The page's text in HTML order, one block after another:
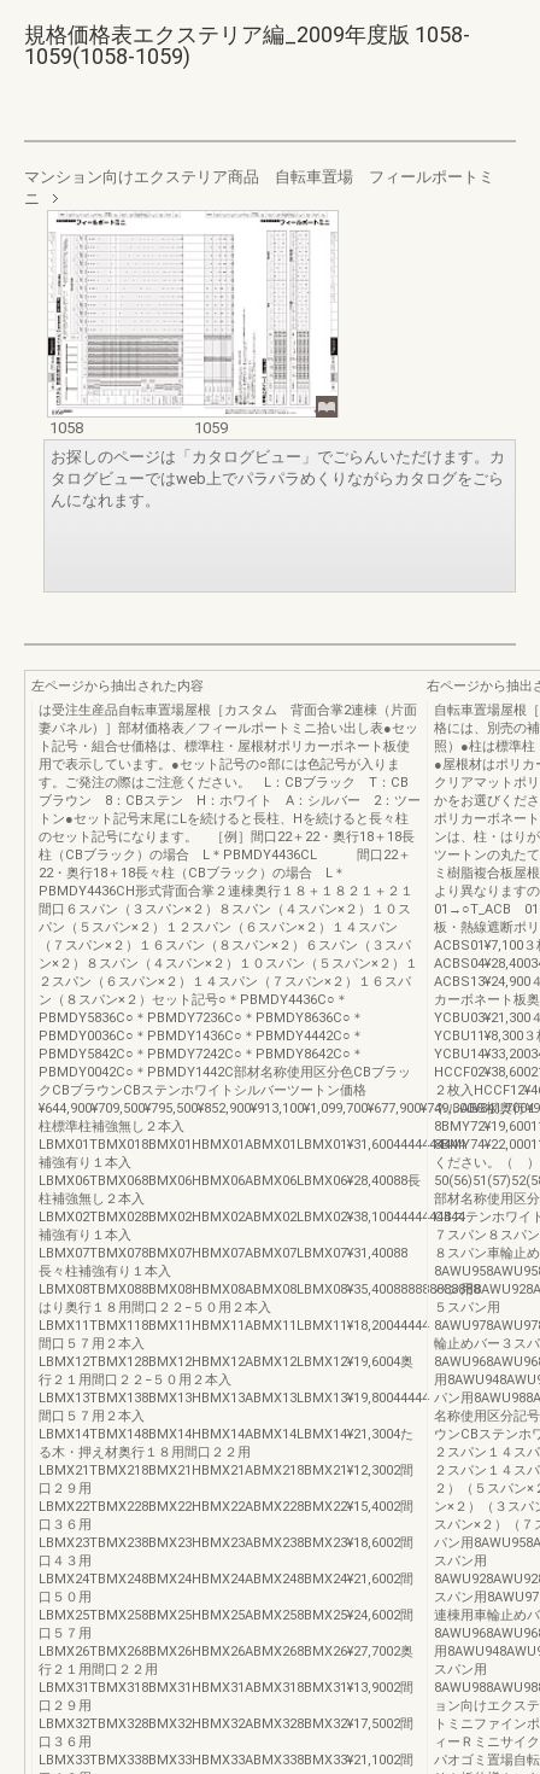
規格価格表エクステリア編_2009年度版 1058-
1059(1058-1059)
マンション向けエクステリア商品 自転車置場 フィールポートミ
ニ
1058
1059
お探しのページは「カタログビュー」でごらんいただけます。カ
タログビューではweb上でパラパラめくりながらカタログをごら
んになれます。
左ページから抽出された内容
は受注生産品自転車置場屋根［カスタム 背面合掌2連棟（片面
妻パネル）］部材価格表／フィールポートミニ拾い出し表●セッ
ト記号・組合せ価格は、標準柱・屋根材ポリカーボネート板使
用で表示しています。●セット記号の○部には色記号が入りま
す。ご発注の際はご注意ください。 L：CBブラック T：CB
ブラウン 8：CBステン H：ホワイト A：シルバー 2：ツー
トン●セット記号末尾にLを続けると長柱、Hを続けると長々柱
のセット記号になります。 ［例］間口22＋22・奥行18＋18長
柱（CBブラック）の場合 L＊PBMDY4436CL 間口22＋
22・奥行18＋18長々柱（CBブラック）の場合 L＊
PBMDY4436CH形式背面合掌２連棟奥行１８＋１８２１＋２１
間口６スパン（３スパン×２）８スパン（４スパン×２）１０ス
パン（５スパン×２）１２スパン（６スパン×２）１４スパン
（７スパン×２）１６スパン（８スパン×２）６スパン（３スパ
ン×２）８スパン（４スパン×２）１０スパン（５スパン×２）１
２スパン（６スパン×２）１４スパン（７スパン×２）１６スパ
ン（８スパン×２）セット記号○＊PBMDY4436C○＊
PBMDY5836C○＊PBMDY7236C○＊PBMDY8636C○＊
PBMDY0036C○＊PBMDY1436C○＊PBMDY4442C○＊
PBMDY5842C○＊PBMDY7242C○＊PBMDY8642C○＊
PBMDY0042C○＊PBMDY1442C部材名称使用区分色CBブラッ
クCBブラウンCBステンホワイトシルバーツートン価格
柱標準柱補強無し２本入
LBMX01TBMX018BMX01HBMX01ABMX01LBMX01¥31,6004444444444
補強有り１本入
LBMX06TBMX068BMX06HBMX06ABMX06LBMX06¥28,40088長
柱補強無し２本入
LBMX02TBMX028BMX02HBMX02ABMX02LBMX02¥38,1004444444444
補強有り１本入
LBMX07TBMX078BMX07HBMX07ABMX07LBMX07¥31,40088
長々柱補強有り１本入
LBMX08TBMX088BMX08HBMX08ABMX08LBMX08¥35,400888888888888
はり奥行１８用間口２２−５０用２本入
LBMX11TBMX118BMX11HBMX11ABMX11LBMX11¥18,20044444
間口５７用２本入
LBMX12TBMX128BMX12HBMX12ABMX12LBMX12¥19,6004奥
行２１用間口２２−５０用２本入
LBMX13TBMX138BMX13HBMX13ABMX13LBMX13¥19,80044444
間口５７用２本入
LBMX14TBMX148BMX14HBMX14ABMX14LBMX14¥21,3004た
る木・押え材奥行１８用間口２２用
LBMX21TBMX218BMX21HBMX21ABMX218BMX21¥12,3002間
口２９用
LBMX22TBMX228BMX22HBMX22ABMX228BMX22¥15,4002間
口３６用
LBMX23TBMX238BMX23HBMX23ABMX238BMX23¥18,6002間
口４３用
LBMX24TBMX248BMX24HBMX24ABMX248BMX24¥21,6002間
口５０用
LBMX25TBMX258BMX25HBMX25ABMX258BMX25¥24,6002間
口５７用
LBMX26TBMX268BMX26HBMX26ABMX268BMX26¥27,7002奥
行２１用間口２２用
LBMX31TBMX318BMX31HBMX31ABMX318BMX31¥13,9002間
口２９用
LBMX32TBMX328BMX32HBMX32ABMX328BMX32¥17,5002間
口３６用
LBMX33TBMX338BMX33HBMX33ABMX338BMX33¥21,1002間
右ページから抽出
自転車置場屋根
格には、別売の
照）●柱は標準柱
●屋根材はポリカ
クリアマットポ
かをお選びくだ
ポリカーボネー
ンは、柱・はり
ツートンの丸た
ミ樹脂複合板屋
より異なります
01→○T_ACB
板・熱線遮断ポ
ACBS01¥7,100
ACBS13¥24,900
カーボネート板
YCBU03¥21,300
YCBU11¥8,300
２枚入
ネルAES板奥行
ください。（
部材名称使用区
CBステンホワイ
７スパン８スパ
８スパン車輪止
パン用
５スパン用
輪止めバー３ス
用
パン用
名称使用区分記
ウンCBステンホ
２スパン１４ス
２スパン１４ス
２）（５スパン
ン×２）（３スパ
スパン×２）（７
パン用
スパン用
スパン用
連棟用車輪止め
用
スパン用
ョン向けエクス
トミニファイン
ィーＲミニサイ
パオゴミ置場自